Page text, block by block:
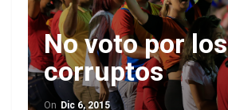
No voto por los
corruptos
On Dic 6, 2015